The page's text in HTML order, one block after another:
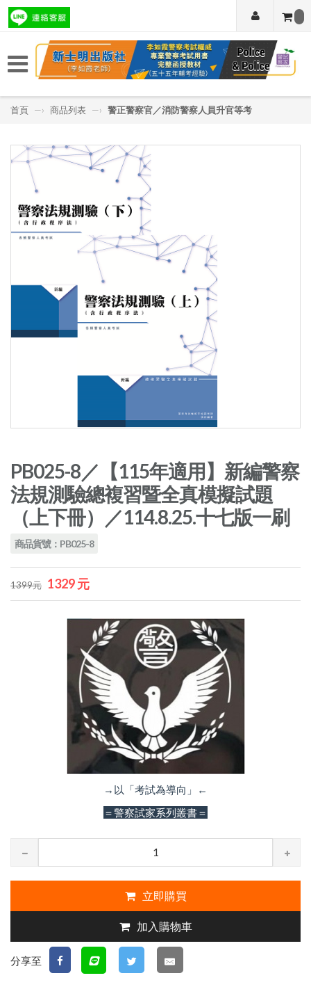
首頁 —› 商品列表 —› 警正警察官／消防警察人員升官等考
PB025-8／【115年適用】新編警察
法規測驗總複習暨全真模擬試題
（上下冊）／114.8.25.十七版一刷
商品貨號：PB025-8
1399元 1329 元
→以「考試為導向」←
＝警察試家系列叢書＝
立即購買
加入購物車
分享至